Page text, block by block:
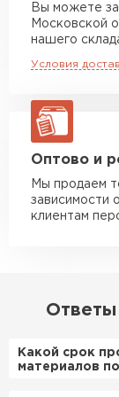
Манипулятор
макс. длина
макс. длина
здесь таких
Делал
Решил
Спросил,
Вы можете
Московской
нашего
Условия
Оптово и
Мы продаем
зависимости
клиентам
Ответы
Какой срок
материалов